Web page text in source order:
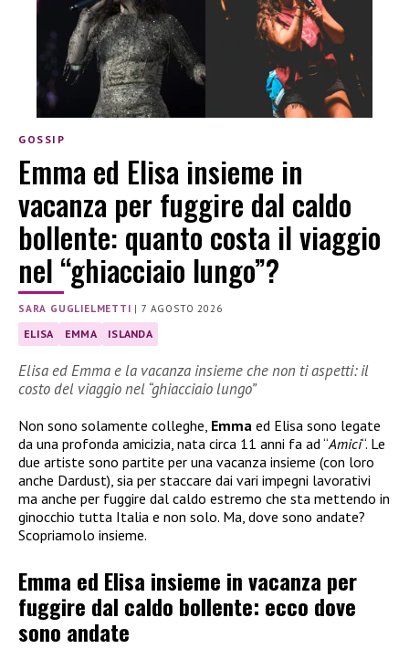
GOSSIP
Emma ed Elisa insieme in
vacanza per fuggire dal caldo
bollente: quanto costa il viaggio
nel “ghiacciaio lungo”?
SARA GUGLIELMETTI |7 AGOSTO 2026
ELISA EMMA ISLANDA
Elisa ed Emma e la vacanza insieme che non ti aspetti: il
costo del viaggio nel “ghiacciaio lungo”
Non sono solamente colleghe, Emma ed Elisa sono legate
da una profonda amicizia, nata circa 11 anni fa ad “Amici“. Le
due artiste sono partite per una vacanza insieme (con loro
anche Dardust), sia per staccare dai vari impegni lavorativi
ma anche per fuggire dal caldo estremo che sta mettendo in
ginocchio tutta Italia e non solo. Ma, dove sono andate?
Scopriamolo insieme.
Emma ed Elisa insieme in vacanza per
fuggire dal caldo bollente: ecco dove
sono andate